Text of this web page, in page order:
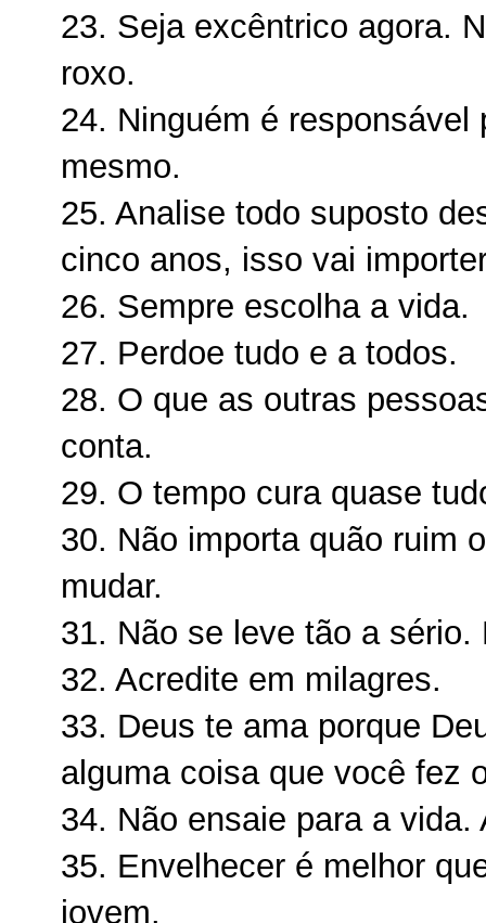
23. Seja excêntrico agora.
roxo.
24. Ninguém é
mesmo.
25. Analise todo suposto
cinco anos, isso vai
26. Sempre escolha a vida.
27. Perdoe tudo e a todos.
28. O que as outras
conta.
29. O tempo cura quase
30. Não importa quão ruim
mudar.
31. Não se leve tão a
32. Acredite em milagres.
33. Deus te ama porque
alguma coisa que você fez
34. Não ensaie para a
35. Envelhecer é melhor
jovem.